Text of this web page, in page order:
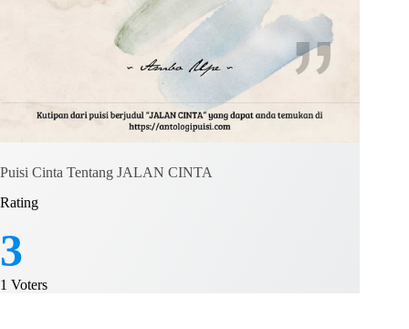
Puisi Cinta Tentang JALAN CINTA
Rating
3
1 Voters